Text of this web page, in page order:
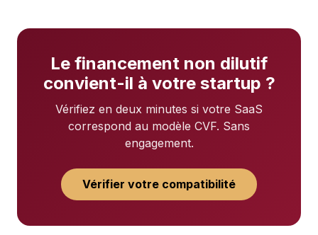
Le financement non dilutif
convient-il à votre startup ?
Vérifiez en deux minutes si votre SaaS
correspond au modèle CVF. Sans
engagement.
Vérifier votre compatibilité